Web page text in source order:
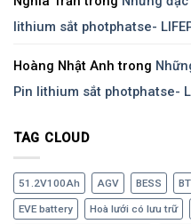
lithium sắt photphatse-
Hoàng Nhật Anh trong
Pin lithium sắt photphatse-
TAG CLOUD
51.2V100Ah AGV BESS
EVE battery Hoà lưới có lưu trữ